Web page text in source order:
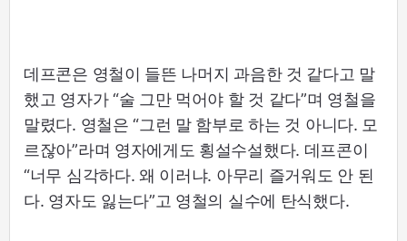
데프콘은 영철이 들뜬 나머지 과음한 것 같다고 말
했고 영자가 “술 그만 먹어야 할 것 같다”며 영철을
말렸다. 영철은 “그런 말 함부로 하는 것 아니다. 모
르잖아”라며 영자에게도 횡설수설했다. 데프콘이
“너무 심각하다. 왜 이러냐. 아무리 즐거워도 안 된
다. 영자도 잃는다”고 영철의 실수에 탄식했다.